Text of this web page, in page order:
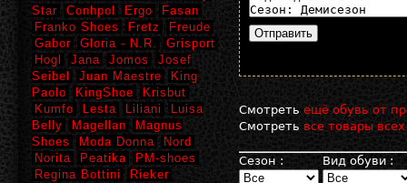
Смотреть ещё обувь от
Смотреть все товары
Сезон : Вид обуви :
Star
Conhpol Ergo
Fasan
Franko Shoes
Fretz
Freude
Gabor
Gloria - N.R.
Grisport
Hogl
Jana Jomos
Josef
Seibel
Juan Maestre
King
Paolo
KingShoe
Krisbut
Kumfo
Lesta Liliani
Luisa
Belly
Magellan
Magnus
Shoes
Moda Donna
Nord
Norita
Peatika
PM-shoes
Regina Bottini
Rieker